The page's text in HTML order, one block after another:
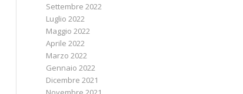
Settembre 2022
Luglio 2022
Maggio 2022
Aprile 2022
Marzo 2022
Gennaio 2022
Dicembre 2021